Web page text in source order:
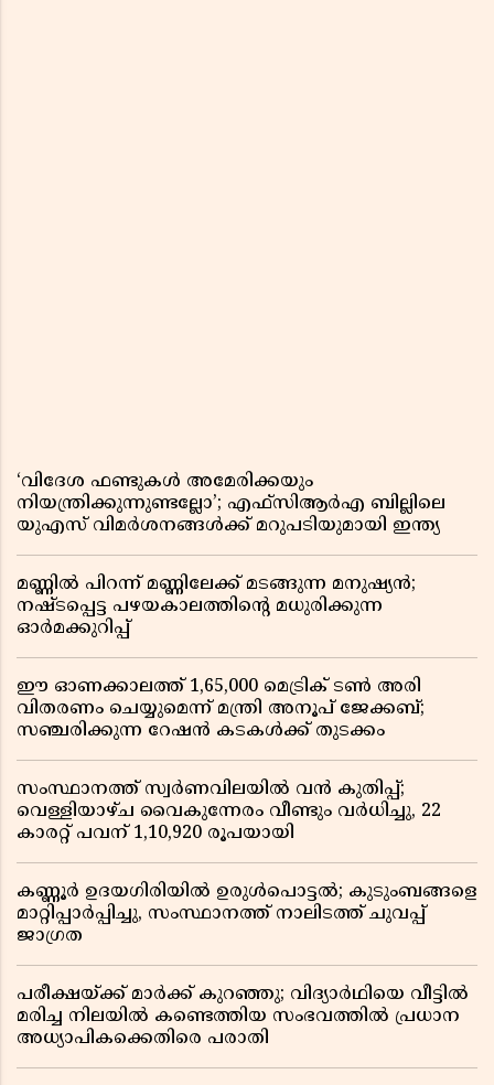
‘വിദേശ ഫണ്ടുകൾ അമേരിക്കയും
നിയന്ത്രിക്കുന്നുണ്ടല്ലോ’; എഫ്സിആർഎ ബില്ലിലെ
യുഎസ് വിമർശനങ്ങൾക്ക് മറുപടിയുമായി ഇന്ത്യ
മണ്ണിൽ പിറന്ന് മണ്ണിലേക്ക് മടങ്ങുന്ന മനുഷ്യൻ;
നഷ്ടപ്പെട്ട പഴയകാലത്തിൻ്റെ മധുരിക്കുന്ന
ഓർമക്കുറിപ്പ്
ഈ ഓണക്കാലത്ത് 1,65,000 മെട്രിക് ടൺ അരി
വിതരണം ചെയ്യുമെന്ന് മന്ത്രി അനൂപ് ജേക്കബ്;
സഞ്ചരിക്കുന്ന റേഷൻ കടകൾക്ക് തുടക്കം
സംസ്ഥാനത്ത് സ്വർണവിലയിൽ വൻ കുതിപ്പ്;
വെള്ളിയാഴ്ച വൈകുന്നേരം വീണ്ടും വർധിച്ചു, 22
കാരറ്റ് പവന് 1,10,920 രൂപയായി
കണ്ണൂർ ഉദയഗിരിയിൽ ഉരുൾപൊട്ടൽ; കുടുംബങ്ങളെ
മാറ്റിപ്പാർപ്പിച്ചു, സംസ്ഥാനത്ത് നാലിടത്ത് ചുവപ്പ്
ജാഗ്രത
പരീക്ഷയ്ക്ക് മാർക്ക് കുറഞ്ഞു; വിദ്യാർഥിയെ വീട്ടിൽ
മരിച്ച നിലയിൽ കണ്ടെത്തിയ സംഭവത്തിൽ പ്രധാന
അധ്യാപികക്കെതിരെ പരാതി